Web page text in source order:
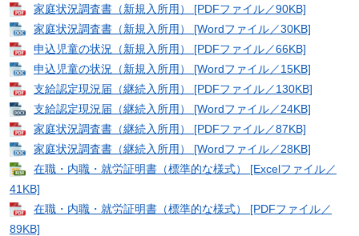
家庭状況調査書（新規入所用） [PDFファイル／90KB]
家庭状況調査書（新規入所用） [Wordファイル／30KB]
申込児童の状況（新規入所用） [PDFファイル／66KB]
申込児童の状況（新規入所用） [Wordファイル／15KB]
支給認定現況届（継続入所用） [PDFファイル／130KB]
支給認定現況届（継続入所用） [Wordファイル／24KB]
家庭状況調査書（継続入所用） [PDFファイル／87KB]
家庭状況調査書（継続入所用） [Wordファイル／28KB]
在職・内職・就労証明書（標準的な様式） [Excelファイル／
41KB]
在職・内職・就労証明書（標準的な様式） [PDFファイル／
89KB]